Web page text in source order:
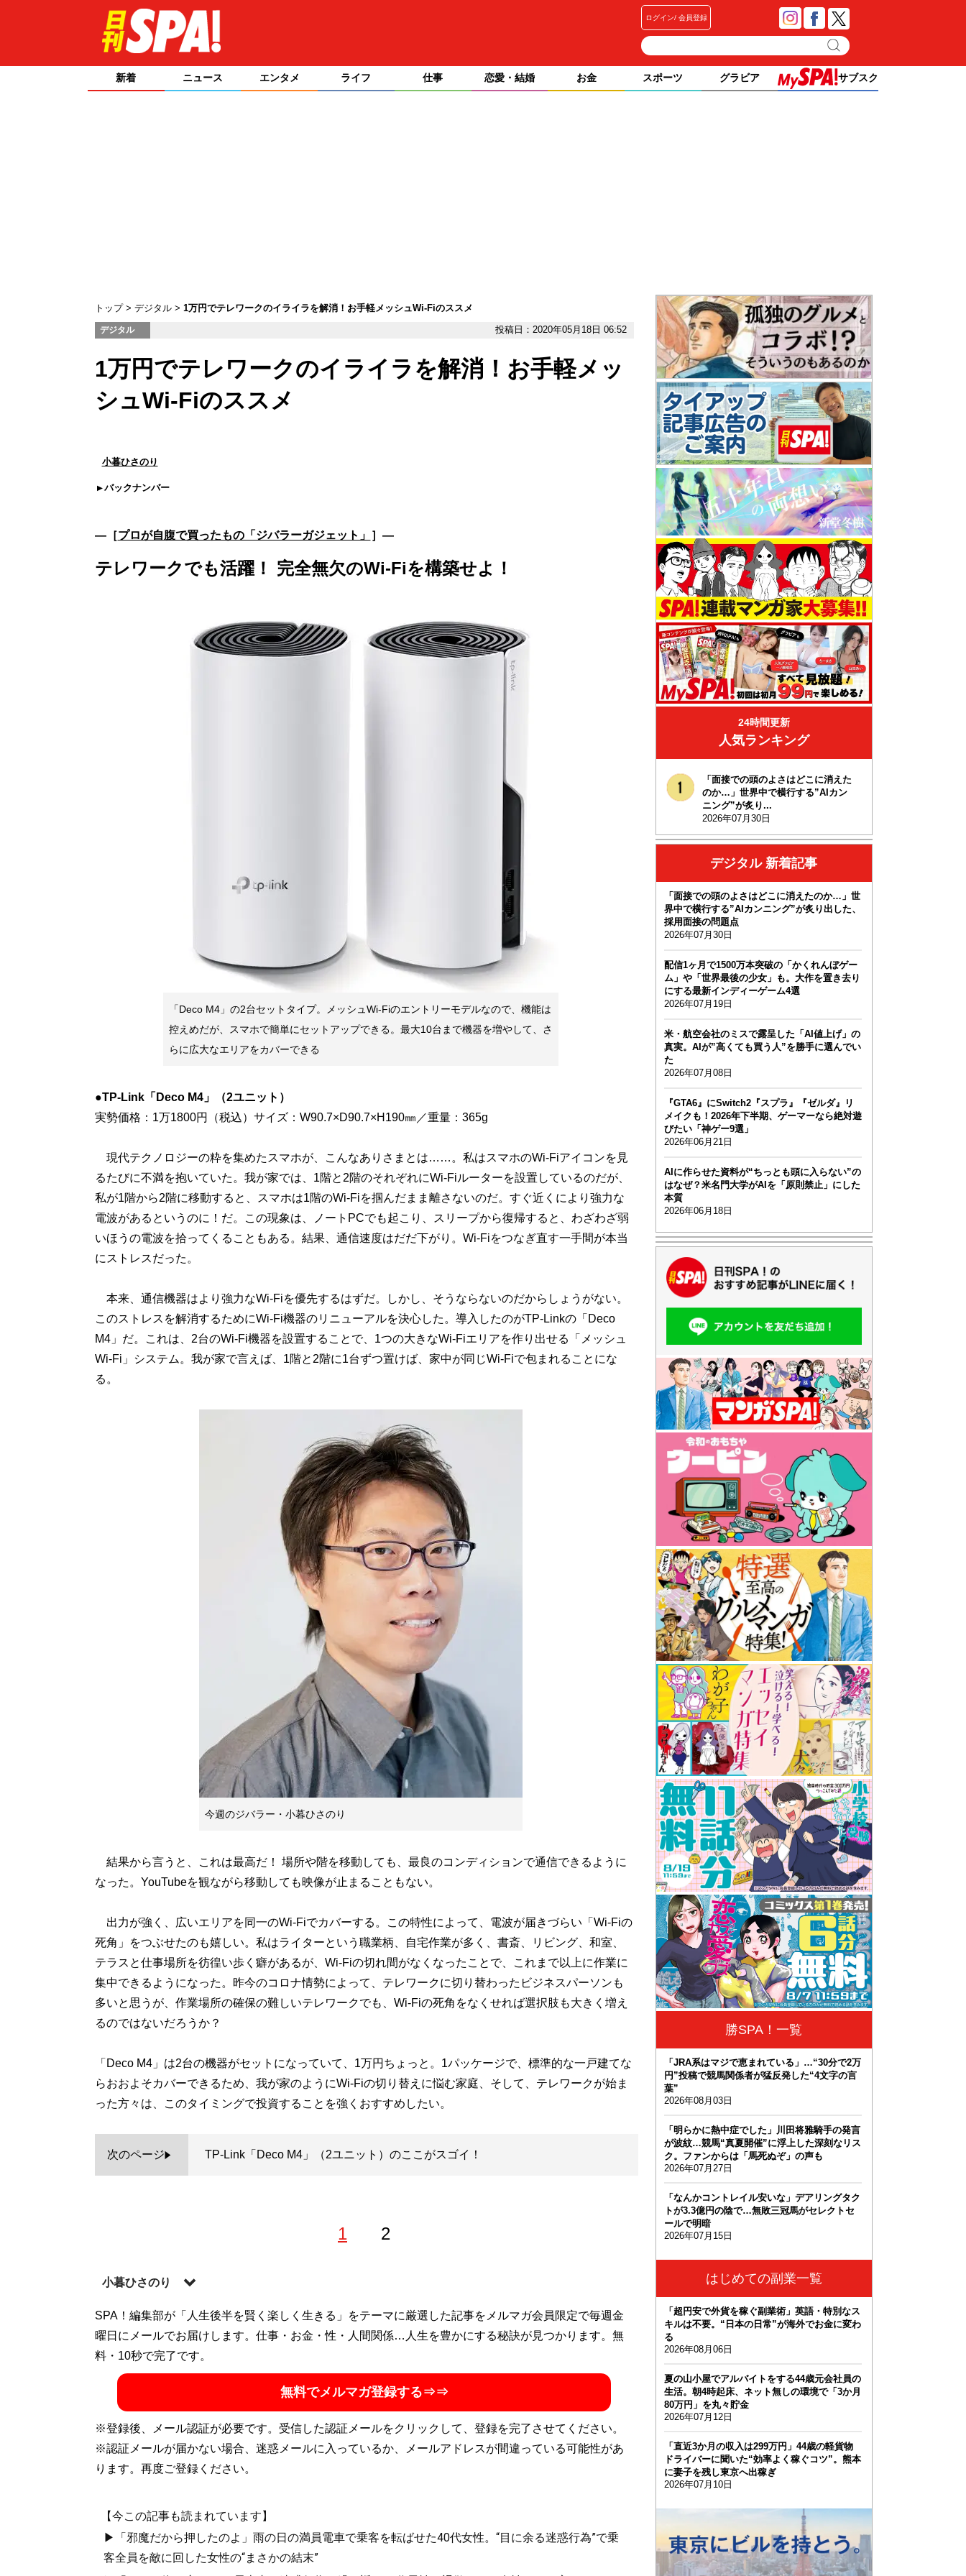
ログイン 会員登録
新着 ニュース エンタメ ライフ 仕事 恋愛・結婚 お金 スポーツ グラビア サブスク
トップ デジタル 1万円でテレワークのイライラを解消！お手軽メッシュWi-Fiのススメ
デジタル 投稿日：2020年05月18日 06:52
1万円でテレワークのイライラを解消！お手軽メッ
シュWi-Fiのススメ
小暮ひさのり
バックナンバー
―［プロが自腹で買ったもの「ジバラーガジェット」 ］―
テレワークでも活躍！ 完全無欠のWi-Fiを構築せよ！
「Deco M4」の2台セットタイプ。メッシュWi-Fiのエントリーモデルなので、機能は
控えめだが、スマホで簡単にセットアップできる。最大10台まで機器を増やして、さ
らに広大なエリアをカバーできる
●TP-Link「Deco M4」（2ユニット）
実勢価格：1万1800円（税込）サイズ：W90.7×D90.7×H190㎜／重量：365g
現代テクノロジーの粋を集めたスマホが、こんなありさまとは……。私はスマホのWi-Fiアイコンを見
るたびに不満を抱いていた。我が家では、1階と2階のそれぞれにWi-Fiルーターを設置しているのだが、
私が1階から2階に移動すると、スマホは1階のWi-Fiを掴んだまま離さないのだ。すぐ近くにより強力な
電波があるというのに！だ。この現象は、ノートPCでも起こり、スリープから復帰すると、わざわざ弱
いほうの電波を拾ってくることもある。結果、通信速度はだだ下がり。Wi-Fiをつなぎ直す一手間が本当
にストレスだった。
本来、通信機器はより強力なWi-Fiを優先するはずだ。しかし、そうならないのだからしょうがない。
このストレスを解消するためにWi-Fi機器のリニューアルを決心した。導入したのがTP-Linkの「Deco
M4」だ。これは、2台のWi-Fi機器を設置することで、1つの大きなWi-Fiエリアを作り出せる「メッシュ
Wi-Fi」システム。我が家で言えば、1階と2階に1台ずつ置けば、家中が同じWi-Fiで包まれることにな
る。
今週のジバラー・小暮ひさのり
結果から言うと、これは最高だ！ 場所や階を移動しても、最良のコンディションで通信できるように
なった。YouTubeを観ながら移動しても映像が止まることもない。
出力が強く、広いエリアを同一のWi-Fiでカバーする。この特性によって、電波が届きづらい「Wi-Fiの
死角」をつぶせたのも嬉しい。私はライターという職業柄、自宅作業が多く、書斎、リビング、和室、
テラスと仕事場所を彷徨い歩く癖があるが、Wi-Fiの切れ間がなくなったことで、これまで以上に作業に
集中できるようになった。昨今のコロナ情勢によって、テレワークに切り替わったビジネスパーソンも
多いと思うが、作業場所の確保の難しいテレワークでも、Wi-Fiの死角をなくせれば選択肢も大きく増え
るのではないだろうか？
「Deco M4」は2台の機器がセットになっていて、1万円ちょっと。1パッケージで、標準的な一戸建てな
らおおよそカバーできるため、我が家のようにWi-Fiの切り替えに悩む家庭、そして、テレワークが始ま
った方々は、このタイミングで投資することを強くおすすめしたい。
次のページ TP-Link「Deco M4」（2ユニット）のここがスゴイ！
1 2
小暮ひさのり
記事一覧へ
SPA！編集部が「人生後半を賢く楽しく生きる」をテーマに厳選した記事をメルマガ会員限定で毎週金
曜日にメールでお届けします。仕事・お金・性・人間関係…人生を豊かにする秘訣が見つかります。無
料・10秒で完了です。
無料でメルマガ登録する⇒⇒
※登録後、メール認証が必要です。受信した認証メールをクリックして、登録を完了させてください。
※認証メールが届かない場合、迷惑メールに入っているか、メールアドレスが間違っている可能性があ
ります。再度ご登録ください。
【今この記事も読まれています】
▶「邪魔だから押したのよ」雨の日の満員電車で乗客を転ばせた40代女性。“目に余る迷惑行為”で乗
客全員を敵に回した女性の“まさかの結末”
24時間更新
人気ランキング
「面接での頭のよさはどこに消えた
のか…」世界中で横行する”AIカン
ニング”が炙り...
2026年07月30日
デジタル 新着記事
「面接での頭のよさはどこに消えたのか…」世
界中で横行する”AIカンニング”が炙り出した、
採用面接の問題点
2026年07月30日
配信1ヶ月で1500万本突破の「かくれんぼゲー
ム」や「世界最後の少女」も。大作を置き去り
にする最新インディーゲーム4選
2026年07月19日
米・航空会社のミスで露呈した「AI値上げ」の
真実。AIが”高くても買う人”を勝手に選んでい
た
2026年07月08日
『GTA6』にSwitch2『スプラ』『ゼルダ』リ
メイクも！2026年下半期、ゲーマーなら絶対遊
びたい「神ゲー9選」
2026年06月21日
AIに作らせた資料が“ちっとも頭に入らない”の
はなぜ？米名門大学がAIを「原則禁止」にした
本質
2026年06月18日
勝SPA！一覧
「JRA系はマジで恵まれている」…“30分で2万
円”投稿で競馬関係者が猛反発した“4文字の言
葉”
2026年08月03日
「明らかに熱中症でした」川田将雅騎手の発言
が波紋…競馬“真夏開催”に浮上した深刻なリス
ク。ファンからは「馬死ぬぞ」の声も
2026年07月27日
「なんかコントレイル安いな」デアリングタク
トが3.3億円の陰で…無敗三冠馬がセレクトセ
ールで明暗
2026年07月15日
はじめての副業一覧
「超円安で外貨を稼ぐ副業術」英語・特別なス
キルは不要。“日本の日常”が海外でお金に変わ
る
2026年08月06日
夏の山小屋でアルバイトをする44歳元会社員の
生活。朝4時起床、ネット無しの環境で「3か月
80万円」を丸々貯金
2026年07月12日
「直近3か月の収入は299万円」44歳の軽貨物
ドライバーに聞いた“効率よく稼ぐコツ”。熊本
に妻子を残し東京へ出稼ぎ
2026年07月10日